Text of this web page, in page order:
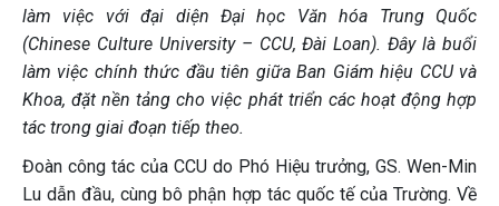
làm việc với đại diện Đại học Văn hóa Trung Quốc
(Chinese Culture University – CCU, Đài Loan). Đây là buổi
làm việc chính thức đầu tiên giữa Ban Giám hiệu CCU và
Khoa, đặt nền tảng cho việc phát triển các hoạt động hợp
tác trong giai đoạn tiếp theo.
Đoàn công tác của CCU do Phó Hiệu trưởng, GS. Wen-Min
Lu dẫn đầu, cùng bô phận hợp tác quốc tế của Trường. Về